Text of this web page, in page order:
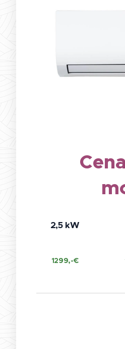
2,5 kW
1299,-€